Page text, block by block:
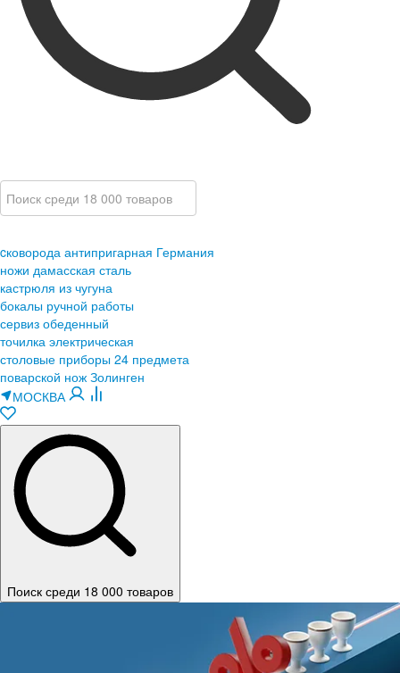
cковорода антипригарная Германия
ножи дамасская сталь
кастрюля из чугуна
бокалы ручной работы
сервиз обеденный
точилка электрическая
столовые приборы 24 предмета
поварской нож Золинген
МОСКВА
Поиск среди 18 000 товаров